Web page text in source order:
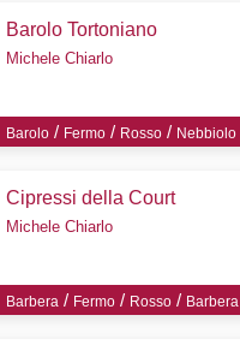
Barolo Tortoniano
Michele Chiarlo
Barolo / Fermo / Rosso / Nebbiolo
Cipressi della Court
Michele Chiarlo
Barbera / Fermo / Rosso / Barbera